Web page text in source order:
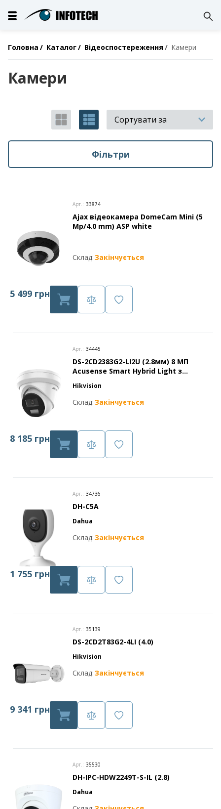
Головна Каталог Відеоспостереження Камери
Камери
Фільтри
Сортувати за
Арт.: 33874
Ajax відеокамера DomeCam Mini (5
Mp/4.0 mm) ASP white
Склад:Закінчується
5 499 грн
Арт.: 34445
DS-2CD2383G2-LI2U (2.8мм) 8 МП
Acusense Smart Hybrid Light з
Hikvision
Склад:Закінчується
8 185 грн
Арт.: 34736
DH-C5A
Dahua
Склад:Закінчується
1 755 грн
Арт.: 35139
DS-2CD2T83G2-4LI (4.0)
Hikvision
Склад:Закінчується
9 341 грн
Арт.: 35530
DH-IPC-HDW2249T-S-IL (2.8)
Dahua